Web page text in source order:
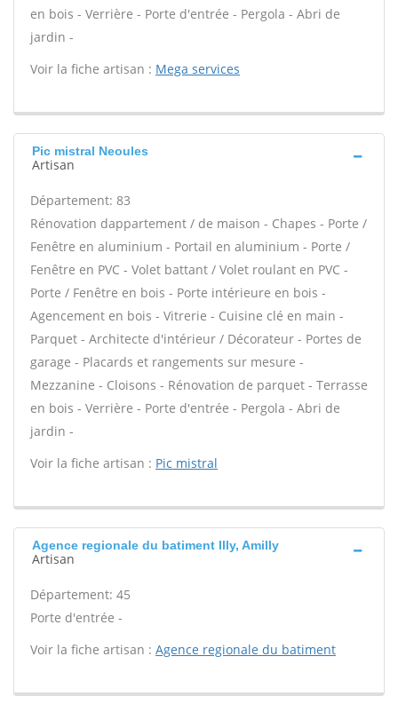
en bois - Verrière - Porte d'entrée - Pergola - Abri de
jardin -
Voir la fiche artisan : Mega services
Pic mistral Neoules
Artisan
Département: 83
Rénovation dappartement / de maison - Chapes - Porte /
Fenêtre en aluminium - Portail en aluminium - Porte /
Fenêtre en PVC - Volet battant / Volet roulant en PVC -
Porte / Fenêtre en bois - Porte intérieure en bois -
Agencement en bois - Vitrerie - Cuisine clé en main -
Parquet - Architecte d'intérieur / Décorateur - Portes de
garage - Placards et rangements sur mesure -
Mezzanine - Cloisons - Rénovation de parquet - Terrasse
en bois - Verrière - Porte d'entrée - Pergola - Abri de
jardin -
Voir la fiche artisan : Pic mistral
Agence regionale du batiment Illy, Amilly
Artisan
Département: 45
Porte d'entrée -
Voir la fiche artisan : Agence regionale du batiment